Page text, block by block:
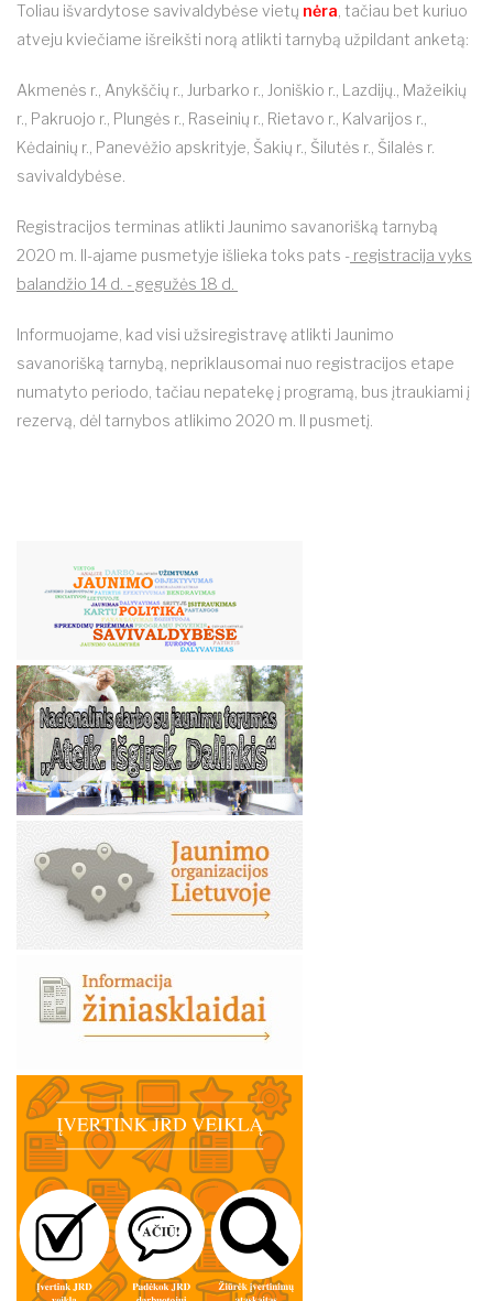
Toliau išvardytose savivaldybėse vietų nėra , tačiau bet kuriuo
atveju kviečiame išreikšti norą atlikti tarnybą užpildant anketą:
Akmenės r., Anykščių r., Jurbarko r., Joniškio r., Lazdijų., Mažeikių
r., Pakruojo r., Plungės r., Raseinių r., Rietavo r., Kalvarijos r.,
Kėdainių r., Panevėžio apskrityje, Šakių r., Šilutės r., Šilalės r.
savivaldybėse.
Registracijos terminas atlikti Jaunimo savanorišką tarnybą
2020 m. II-ajame pusmetyje išlieka toks pats - registracija vyks
balandžio 14 d. - gegužės 18 d.
Informuojame, kad visi užsiregistravę atlikti Jaunimo
savanorišką tarnybą, nepriklausomai nuo registracijos etape
numatyto periodo, tačiau nepatekę į programą, bus įtraukiami į
rezervą, dėl tarnybos atlikimo 2020 m. II pusmetį.